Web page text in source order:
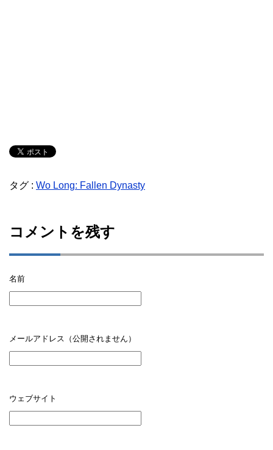
タグ : Wo Long: Fallen Dynasty
コメントを残す
名前
メールアドレス（公開されません）
ウェブサイト